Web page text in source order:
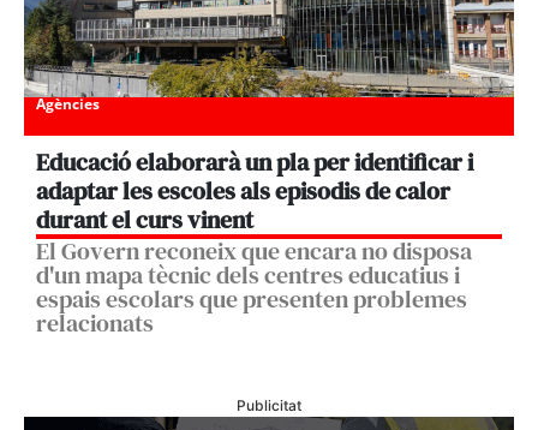
Agències
Educació elaborarà un pla per identificar i
adaptar les escoles als episodis de calor
durant el curs vinent
El Govern reconeix que encara no disposa
d'un mapa tècnic dels centres educatius i
espais escolars que presenten problemes
relacionats
Publicitat